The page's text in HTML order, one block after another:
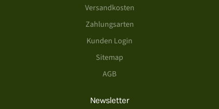
Versandkosten
Zahlungsarten
Kunden Login
Sitemap
AGB
Newsletter